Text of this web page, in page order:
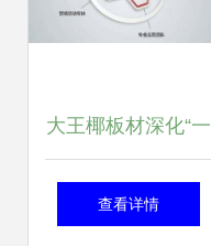
大王椰板材深化“一
体化经营·一站式购
查看详情